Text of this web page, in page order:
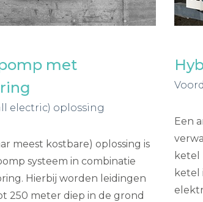
met
electric) oplossing
meest kostbare) oplossing is
systeem in combinatie
Hierbij worden leidingen
250 meter diep in de grond
Een
ketel
ketel